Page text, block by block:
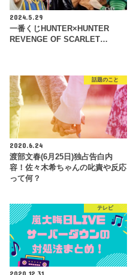
2024.5.29
一番くじHUNTER×HUNTER
REVENGE OF SCARLET…
話題のこと
2020.6.24
渡部文春(6月25日)独占告白内
容！佐々木希ちゃんの叱責や反応
って何？
テレビ
2020.12.31